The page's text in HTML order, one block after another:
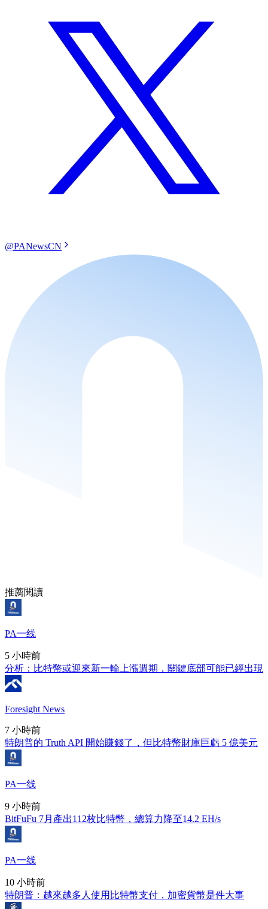
@PANewsCN
推薦閱讀
PA一线
5 小時前
分析：比特幣或迎來新一輪上漲週期，關鍵底部可能已經出現
Foresight News
7 小時前
特朗普的 Truth API 開始賺錢了，但比特幣財庫巨虧 5 億美元
PA一线
9 小時前
BitFuFu 7月產出112枚比特幣，總算力降至14.2 EH/s
PA一线
10 小時前
特朗普：越來越多人使用比特幣支付，加密貨幣是件大事